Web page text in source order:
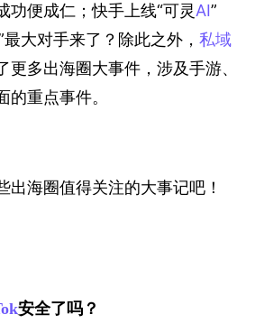
功便成仁；快手上线“可灵AI”
最大对手来了？除此之外， 私域
更多出海圈大事件，涉及手游、
的重点事件。
出海圈值得关注的大事记吧！
安全了吗？